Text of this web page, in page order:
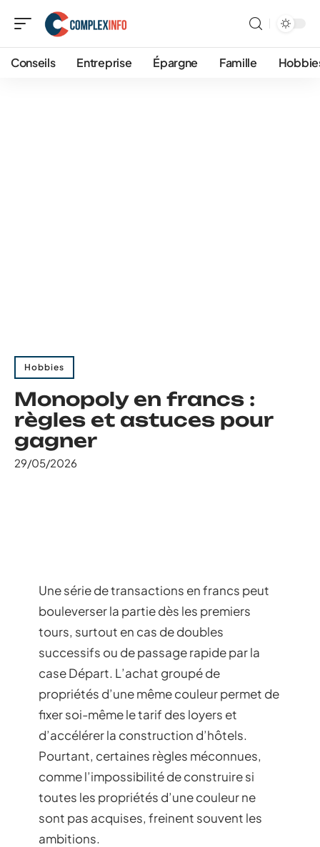
Conseils Entreprise Épargne Famille
Hobbies
Monopoly en francs :
règles et astuces pour
gagner
29/05/2026
Une série de transactions en francs peut
bouleverser la partie dès les premiers
tours, surtout en cas de doubles
successifs ou de passage rapide par la
case Départ. L’achat groupé de
propriétés d’une même couleur permet de
fixer soi-même le tarif des loyers et
d’accélérer la construction d’hôtels.
Pourtant, certaines règles méconnues,
comme l’impossibilité de construire si
toutes les propriétés d’une couleur ne
sont pas acquises, freinent souvent les
ambitions.